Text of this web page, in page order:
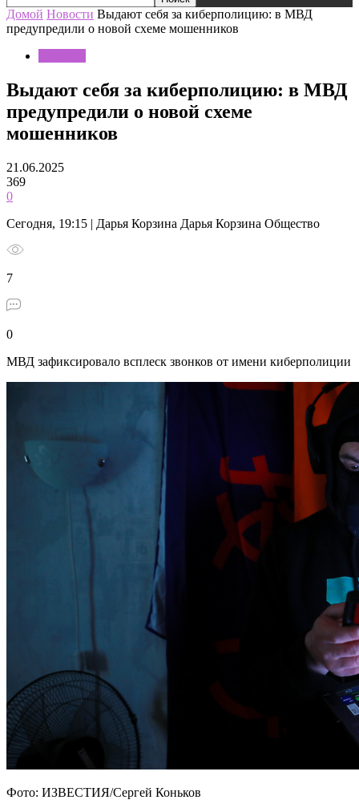
Домой Новости Выдают себя за киберполицию: в МВД
предупредили о новой схеме мошенников
Выдают себя за киберполицию: в МВД
предупредили о новой схеме
мошенников
21.06.2025
369
0
Сегодня, 19:15 | Дарья Корзина Дарья Корзина Общество
7
0
МВД зафиксировало всплеск звонков от имени киберполиции
Фото: ИЗВЕСТИЯ/Сергей Коньков